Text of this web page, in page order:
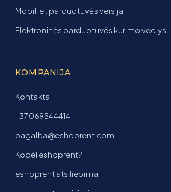
Mobili el. parduotuvės versija
Elektroninės parduotuvės kūrimo vedlys
KOMPANIJA
Kontaktai
+37069544414
pagalba@eshoprent.com
Kodėl eshoprent?
eshoprent atsiliepimai